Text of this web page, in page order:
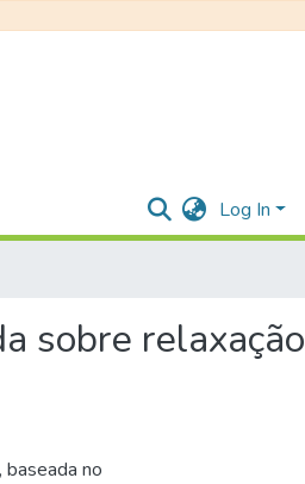
Log In
sobre relaxação
no